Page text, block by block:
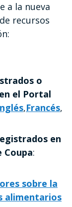
a la nueva
recursos
o
el Portal
,Francés,
en
Coupa:
sobre la
alimentarios